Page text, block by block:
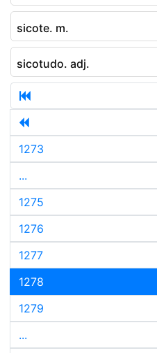
sicote. m.
sicotudo. adj.
1273
...
1275
1276
1277
1278
1279
...